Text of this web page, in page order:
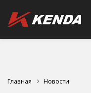
Главная Новости